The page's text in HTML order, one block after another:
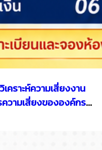
คราะห์ความเสี่ยงงาน
วามเสี่ยงขององค์กร
กรปกครองส่วนท้อง
และมือโปร ด้วย